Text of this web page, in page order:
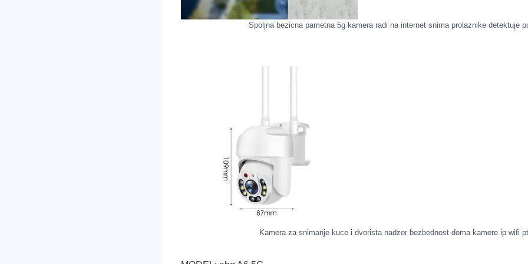
Spoljna bezicna pametna 5g kamera radi na internet snima prolaznike detektuje
Kamera za snimanje kuce i dvorista nadzor bezbednost doma kamere ip wifi